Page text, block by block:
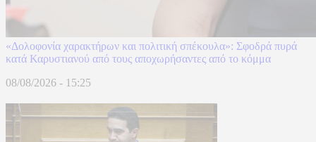
«Δολοφονία χαρακτήρων και πολιτική σπέκουλα»: Σφοδρά πυρά
κατά Καρυστιανού από τους αποχωρήσαντες από το κόμμα
08/08/2026 - 15:25